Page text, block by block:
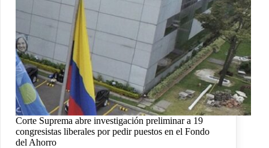
Corte Suprema abre investigación preliminar a 19
congresistas liberales por pedir puestos en el Fondo
del Ahorro